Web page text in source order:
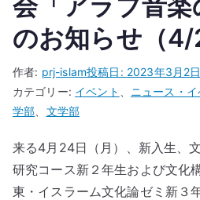
のお知らせ（4/
作者: prj-islam投稿日: 2023年3月2日
カテゴリー: イベント ニュース・イ
学部
文学部
来る4月24日（月）、新入生、
研究コース新２年生および文化
東・イスラーム文化論ゼミ新３